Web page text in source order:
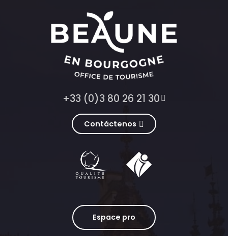
+33 (0)3 80 26 21 30
Contáctenos
Espace pro